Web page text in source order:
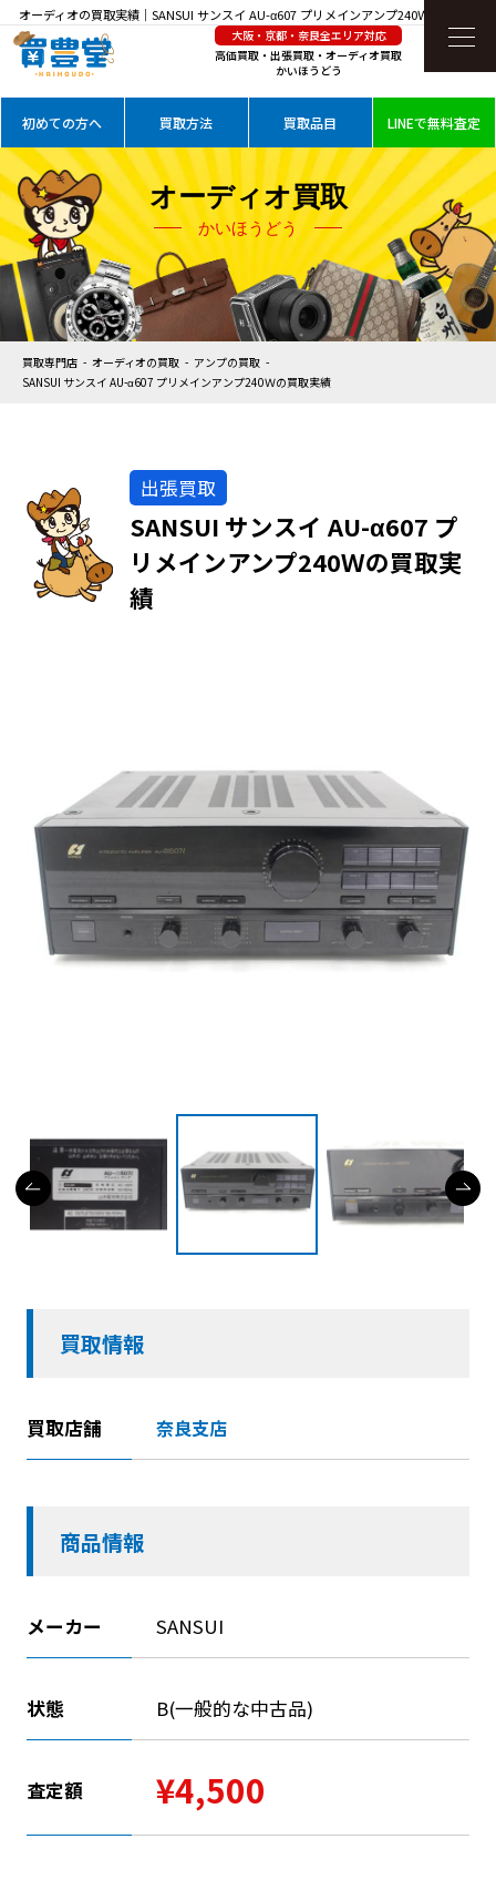
オーディオの買取実績｜SANSUI サンスイ AU-α607 プリメインアンプ240Ｗを高価買取
大阪・京都・奈良全エリア対応
高価買取・出張買取・オーディオ買取
かいほうどう
初めての方へ 買取方法 買取品目 LINEで無料査定
オーディオ買取
かいほうどう
買取専門店 オーディオの買取
アンプの買取
SANSUI サンスイ AU-α607 プリメインアンプ240Ｗの買取実績
出張買取
SANSUI サンスイ AU-α607 プ
リメインアンプ240Ｗの買取実
績
買取情報
買取店舗 奈良支店
商品情報
メーカー SANSUI
状態 B(一般的な中古品)
査定額 ¥4,500